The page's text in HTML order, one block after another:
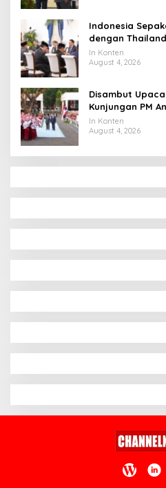
Indonesia
dengan
Ekonomi Digital
In Konten
August 4, 2026
Disambut
Kunjungan PM
Hubungan
In Konten
August 4, 2026